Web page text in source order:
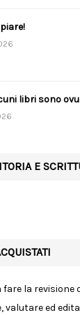
libri sono
E
fare la revisione
valutare ed